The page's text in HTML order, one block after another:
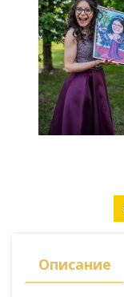
Описание